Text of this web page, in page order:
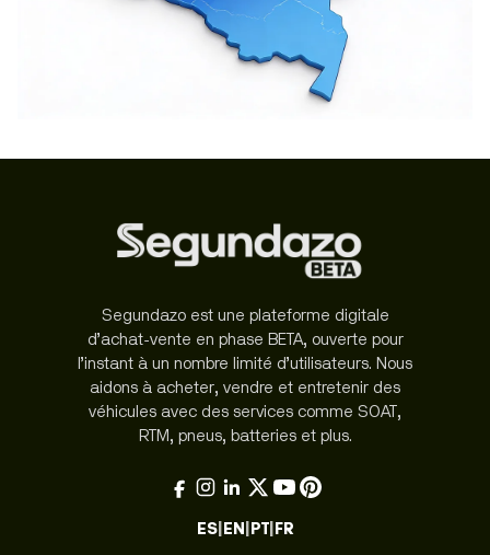
Segundazo est une plateforme digitale
d’achat-vente en phase BETA, ouverte pour
l’instant à un nombre limité d’utilisateurs. Nous
aidons à acheter, vendre et entretenir des
véhicules avec des services comme SOAT,
RTM, pneus, batteries et plus.
ES|EN|PT|FR